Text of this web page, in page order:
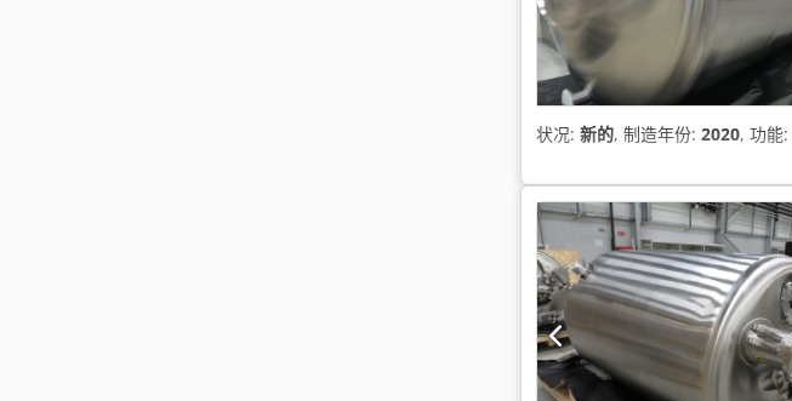
状况: 新的, 制造年份: 2020, 功能: